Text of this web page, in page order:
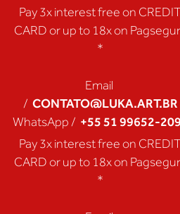
Pay 3x interest free on
CARD or up to 18x on
*
Email
/ CONTATO@LUKA.ART.BR
WhatsApp / +55 51 99652-
Pay 3x interest free on
CARD or up to 18x on
*